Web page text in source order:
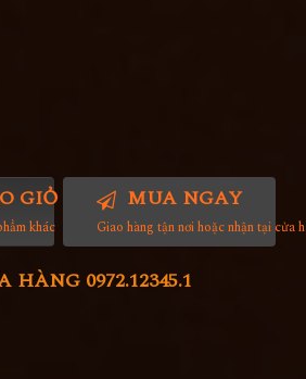
GIỎ HÀNG
khác
MUA NGAY
Giao hàng tận nơi hoặc nhận tại cửa
0972.12345.1